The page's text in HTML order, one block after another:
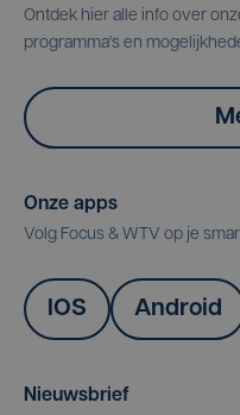
Ontdek hier alle info over
programma's en
Onze apps
Volg Focus & WTV op je
IOS Android
Nieuwsbrief